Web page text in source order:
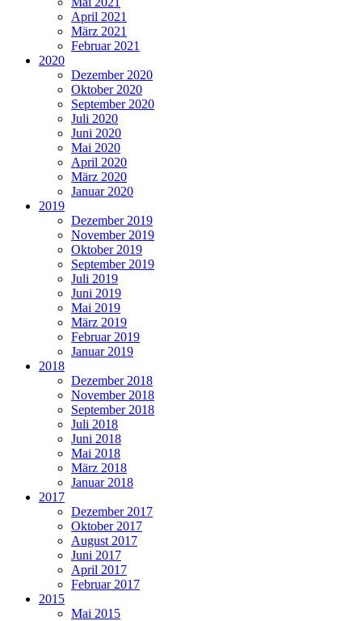
April 2021
März 2021
Februar 2021
2020
Dezember 2020
Oktober 2020
September 2020
Juli 2020
Juni 2020
Mai 2020
April 2020
März 2020
Januar 2020
2019
Dezember 2019
November 2019
Oktober 2019
September 2019
Juli 2019
Juni 2019
Mai 2019
März 2019
Februar 2019
Januar 2019
2018
Dezember 2018
November 2018
September 2018
Juli 2018
Juni 2018
Mai 2018
März 2018
Januar 2018
2017
Dezember 2017
Oktober 2017
August 2017
Juni 2017
April 2017
Februar 2017
2015
Mai 2015